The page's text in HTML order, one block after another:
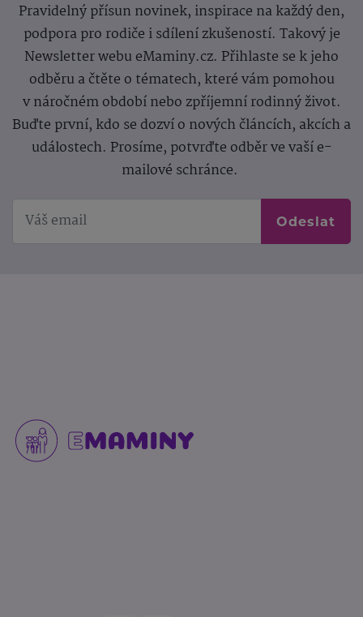
Pravidelný přísun novinek, inspirace na každý den,
podpora pro rodiče i sdílení zkušeností. Takový je
Newsletter webu eMaminy.cz. Přihlaste se k jeho
odběru a čtěte o tématech, které vám pomohou
v náročném období nebo zpříjemní rodinný život.
Buďte první, kdo se dozví o nových článcích, akcích a
událostech. Prosíme, potvrďte odběr ve vaší e-
mailové schránce.
Odeslat